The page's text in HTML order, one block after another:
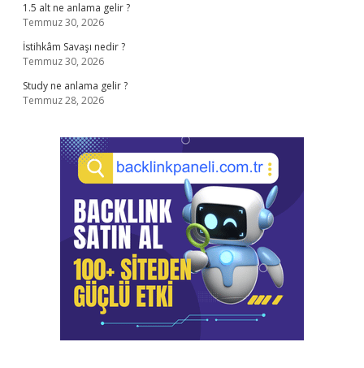
1.5 alt ne anlama gelir ?
Temmuz 30, 2026
İstihkâm Savaşı nedir ?
Temmuz 30, 2026
Study ne anlama gelir ?
Temmuz 28, 2026